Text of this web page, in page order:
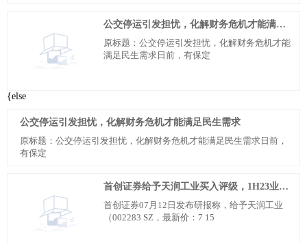
公交停运引发担忧，化解财务危机才能满足民生需求
原标题：公交停运引发担忧，化解财务危机才能
满足民生需求日前，有保定
{else
公交停运引发担忧，化解财务危机才能满足民生需求
原标题：公交停运引发担忧，化解财务危机才能满足民生需求日前，
有保定
首创证券给予天润工业买入评级，1H23业绩预告点评：受益商用车行业复苏，1H23业绩预计同比大幅增长
首创证券07月12日发布研报称，给予天润工业
（002283 SZ，最新价：7 15